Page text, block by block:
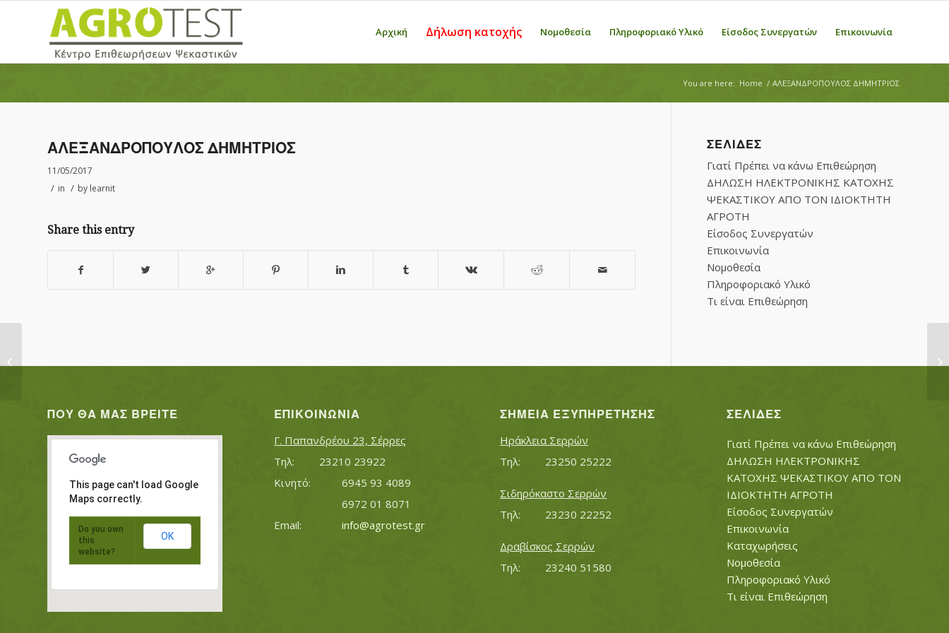
Αρχική Δήλωση κατοχής Νομοθεσία Πληροφοριακό Υλικό Είσοδος Συνεργατών Επικοινωνία
You are here: Home / ΑΛΕΞΑΝΔΡΟΠΟΥΛΟΣ ΔΗΜΗΤΡΙΟΣ
ΑΛΕΞΑΝΔΡΟΠΟΥΛΟΣ ΔΗΜΗΤΡΙΟΣ
11/05/2017
/ in / by learnit
Share this entry
ΣΕΛΊΔΕΣ
Γιατί Πρέπει να κάνω Επιθεώρηση
ΔΗΛΩΣΗ ΗΛΕΚΤΡΟΝΙΚΗΣ ΚΑΤΟΧΗΣ
ΨΕΚΑΣΤΙΚΟΥ ΑΠΟ ΤΟΝ ΙΔΙΟΚΤΗΤΗ
ΑΓΡΟΤΗ
Είσοδος Συνεργατών
Επικοινωνία
Νομοθεσία
Πληροφοριακό Υλικό
Τι είναι Επιθεώρηση
ΠΟΥ ΘΑ ΜΑΣ ΒΡΕΊΤΕ
This page can't load Google
Maps correctly.
Do you own
this
website?
OK
ΕΠΙΚΟΙΝΩΝΊΑ
Γ. Παπανδρέου 23, Σέρρες
Τηλ:		23210 23922
Κινητό:		6945 93 4089
			6972 01 8071
info@agrotest.gr
ΣΗΜΕΊΑ ΕΞΥΠΗΡΈΤΗΣΗΣ
Ηράκλεια Σερρών
Τηλ:		23250 25222
Σιδηρόκαστο Σερρών
Τηλ:		23230 22252
Δραβίσκος Σερρών
Τηλ:		23240 51580
ΣΕΛΊΔΕΣ
Γιατί Πρέπει να κάνω Επιθεώρηση
ΔΗΛΩΣΗ ΗΛΕΚΤΡΟΝΙΚΗΣ
ΚΑΤΟΧΗΣ ΨΕΚΑΣΤΙΚΟΥ ΑΠΟ ΤΟΝ
ΙΔΙΟΚΤΗΤΗ ΑΓΡΟΤΗ
Είσοδος Συνεργατών
Επικοινωνία
Καταχωρήσεις
Νομοθεσία
Πληροφοριακό Υλικό
Τι είναι Επιθεώρηση